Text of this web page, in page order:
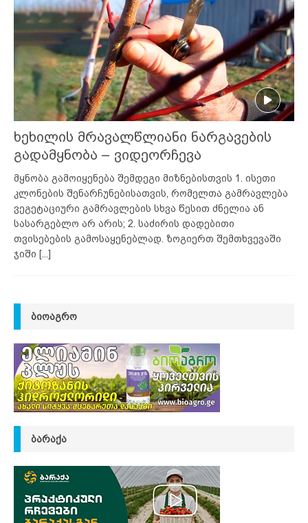
ხეხილის მრავალწლიანი ნარგავების
გადამყნობა – ვიდეორჩევა
მყნობა გამოიყენება შემდეგი მიზნებისთვის 1. ისეთი
კლონების შენარჩუნებისათვის, რომელთა გამრავლება
ვეგეტაციური გამრავლების სხვა წესით ძნელია ან
სასარგებლო არ არის; 2. საძირის დადებითი
თვისებების გამოსაყენებლად. ზოგიერთ შემთხვევაში
ჯიში [...]
ᲑᲘᲝᲐᲒᲠᲝ
ᲑᲐᲠᲐᲥᲐ